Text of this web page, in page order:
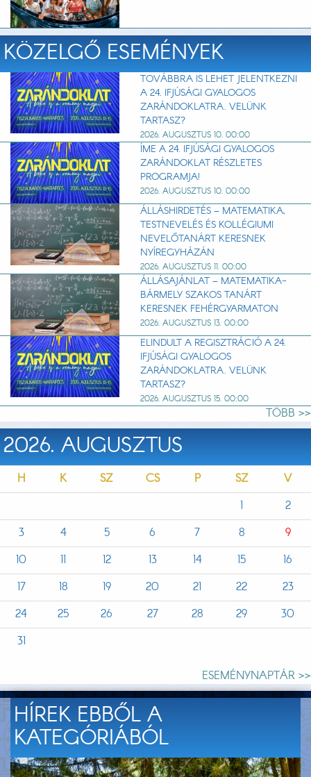
KÖZELGŐ ESEMÉNYEK
TOVÁBBRA IS LEHET JELENTKEZNI
A 24. IFJÚSÁGI GYALOGOS
ZARÁNDOKLATRA. VELÜNK
TARTASZ?
2026. AUGUSZTUS 10. 00:00
ÍME A 24. IFJÚSÁGI GYALOGOS
ZARÁNDOKLAT RÉSZLETES
PROGRAMJA!
2026. AUGUSZTUS 10. 00:00
ÁLLÁSHIRDETÉS – MATEMATIKA,
TESTNEVELÉS ÉS KOLLÉGIUMI
NEVELŐTANÁRT KERESNEK
NYÍREGYHÁZÁN
2026. AUGUSZTUS 11. 00:00
ÁLLÁSAJÁNLAT – MATEMATIKA-
BÁRMELY SZAKOS TANÁRT
KERESNEK FEHÉRGYARMATON
2026. AUGUSZTUS 13. 00:00
ELINDULT A REGISZTRÁCIÓ A 24.
IFJÚSÁGI GYALOGOS
ZARÁNDOKLATRA. VELÜNK
TARTASZ?
2026. AUGUSZTUS 15. 00:00
TÖBB >>
2026. AUGUSZTUS
H K SZ CS P SZ
V
1
2
3
4 5 6 7 8
9
10
11 12 13 14 15
16
17
18 19 20 21 22
23
24
25 26 27 28 29
30
31
ESEMÉNYNAPTÁR >>
HÍREK EBBŐL A
KATEGÓRIÁBÓL